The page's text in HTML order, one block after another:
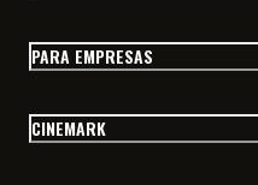
PARA EMPRESAS
CINEMARK